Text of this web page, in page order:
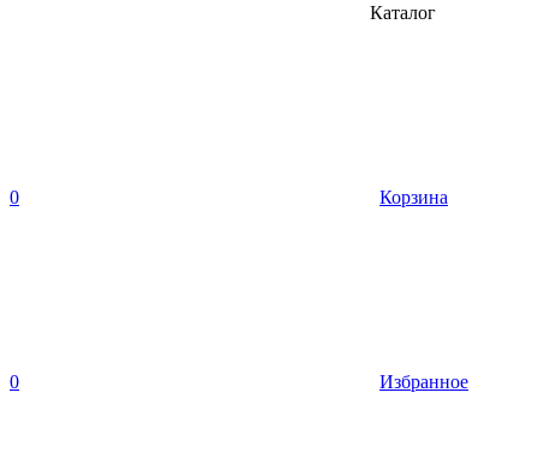
Каталог
0 Корзина
0 Избранное